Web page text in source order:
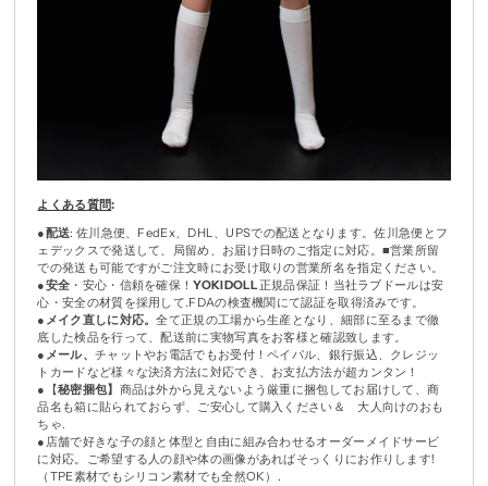
よくある質問:
●配送: 佐川急便、FedEx、DHL、UPSでの配送となります。佐川急便とフ
ェデックスで発送して、局留め、お届け日時のご指定に対応。 ■営業所留
での発送も可能ですがご注文時にお受け取りの営業所名を指定ください。
●安全 ・安心・信頼を確保！YOKIDOLL正規品保証！当社ラブドールは安
心・安全の材質を採用して.FDAの検査機関にて認証を取得済みです。
● メイク直しに対応。全て正規の工場から生産となり、細部に至るまで徹
底した検品を行って、配送前に実物写真をお客様と確認致します。
● メール、 チャットやお電話でもお受付！ペイパル、銀行振込、クレジッ
トカードなど様々な決済方法に対応でき、お支払方法が超カンタン！
●【秘密捆包】 商品は外から見えないよう厳重に捆包してお届けして、商
品名も箱に貼られておらず、ご安心して購入ください＆ 大人向けのおも
ちゃ.
●店舗で好きな子の顔と体型と自由に組み合わせるオーダーメイドサービ
に対応。ご希望する人の顔や体の画像があればそっくりにお作りします!
（TPE素材でもシリコン素材でも全然OK）.